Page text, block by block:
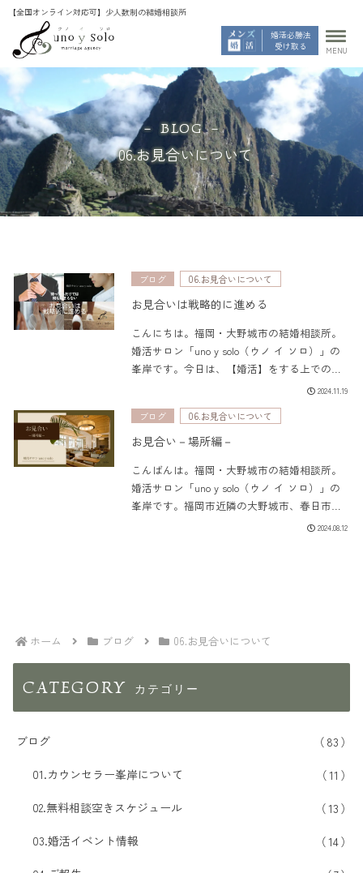
婚活必勝法
受け取る
06.お見合いについて
ブログ 06.お見合いについて
お見合いは戦略的に進める
こんにちは。福岡・大野城市の結婚相談所。
婚活サロン「uno y solo（ウノ イ ソロ）」の
峯岸です。今日は、【婚活】をする上での、
ちょっと現実的なお話。結婚相談所での【婚
活】は、①お相手探し・お見合い申し込み
（申し受けもあります）☟②お...
2024.11.19
ブログ 06.お見合いについて
お見合い－場所編－
こんばんは。福岡・大野城市の結婚相談所。
婚活サロン「uno y solo（ウノ イ ソロ）」の
峯岸です。福岡市近隣の大野城市、春日市、
太宰府市、筑紫野市、那珂川市を中心に、真
2024.08.12
ホーム ブログ 06.お見合いについて
CATEGORY
ブログ 83
01.カウンセラー峯岸について 11
02.無料相談空きスケジュール 13
03.婚活イベント情報 14
MENU